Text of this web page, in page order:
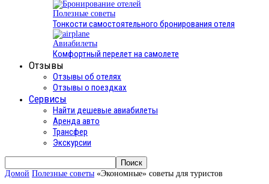
Полезные советы
Тонкости самостоятельного бронирования отеля
Авиабилеты
Комфортный перелет на самолете
Отзывы
Отзывы об отелях
Отзывы о поездках
Сервисы
Найти дешевые авиабилеты
Аренда авто
Трансфер
Экскурсии
Домой Полезные советы «Экономные» советы для туристов